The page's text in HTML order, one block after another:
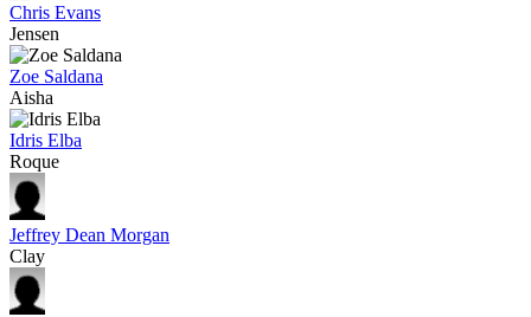
Chris Evans
Jensen
Zoe Saldana
Aisha
Idris Elba
Roque
Jeffrey Dean Morgan
Clay